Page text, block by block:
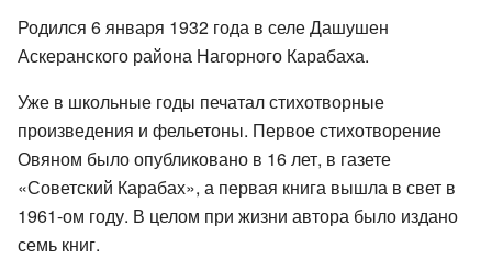
Родился 6 января 1932 года в селе Дашушен
Аскеранского района Нагорного Карабаха.
Уже в школьные годы печатал стихотворные
произведения и фельетоны. Первое стихотворение
Овяном было опубликовано в 16 лет, в газете
«Советский Карабах», а первая книга вышла в свет в
1961-ом году. В целом при жизни автора было издано
семь книг.